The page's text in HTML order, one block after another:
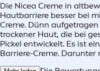
Die Nicea Creme in
Hautbarriere besser bei
Creme. Dünn
trockener Haut, die bei
Pickel entwickelt. Es ist
Barriere-Creme. Darunter